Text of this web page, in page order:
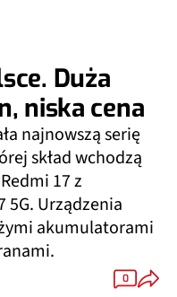
Duża
niska cena
najnowszą serię
skład wchodzą
17 z
5G. Urządzenia
akumulatorami
0